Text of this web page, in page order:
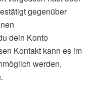
gegenüber
dein Konto
Kontakt kann es im
werden,